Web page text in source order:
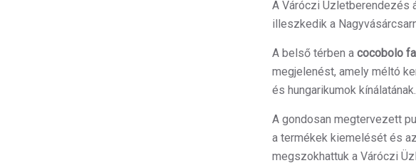
A Váróczi
illeszkedik a
A belső térben a cocobolo fa
megjelenést, amely méltó
és hungarikumok kínálatának.
A gondosan megtervezett
a termékek kiemelését és
megszokhattuk a Váróczi